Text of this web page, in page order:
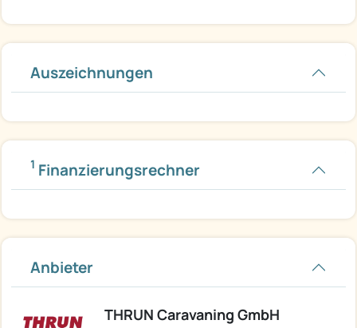
Auszeichnungen
1 Finanzierungsrechner
Anbieter
THRUN Caravaning GmbH